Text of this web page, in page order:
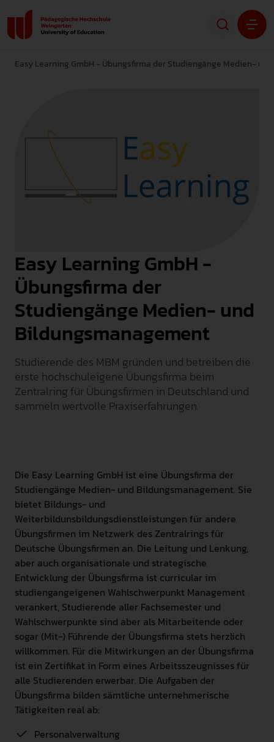
Transfer
Hochschule
ALUMNI
INTERNATIONAL
PRESSE
GEBÄRDENSPRACHE
Easy Learning GmbH - Übungsfirma der Studiengänge Medien-
Easy Learning GmbH -
Übungsfirma der
Studiengänge Medien- und
Bildungsmanagement
Studierende des MBM gründen und betreiben die
erste hochschuleigene Übungsfirma beim
Zentralring für Übungsfirmen in Deutschland und
sammeln wertvolle Praxiserfahrungen.
Die Easy Learning GmbH ist eine Übungsfirma der
Studiengänge Medien- und Bildungsmanagement. Sie
bietet Bildungs- und
Weiterbildunsbildungsdienstleistungen für andere
Übungsfirmen im Netzwerk des Zentralrings für
Deutsche Übungsfirmen an. Die Leitung und Lenkung,
aber auch organisationale und strategische
Entwicklung der Übungsfirma ist curricular im
studiengangeigenen Wahlschwerpunkt Management
verankert, Studierende aller Fachsemester und
Wahlschwerpunkte sind aber als Mitarbeitende oder
sogar (Mit-) Führende der Übungsfirma stets herzlich
willkommen. Für die Mitwirkungen an der Übungsfirma
ist ein Zertifikat in Form eines Arbeitsszeugnisses für
alle Studierenden erwerbar. Die Aufgaben der
Übungsfirma bilden sämtliche unternehmerische
Tätigkeiten real ab:
Personalverwaltung